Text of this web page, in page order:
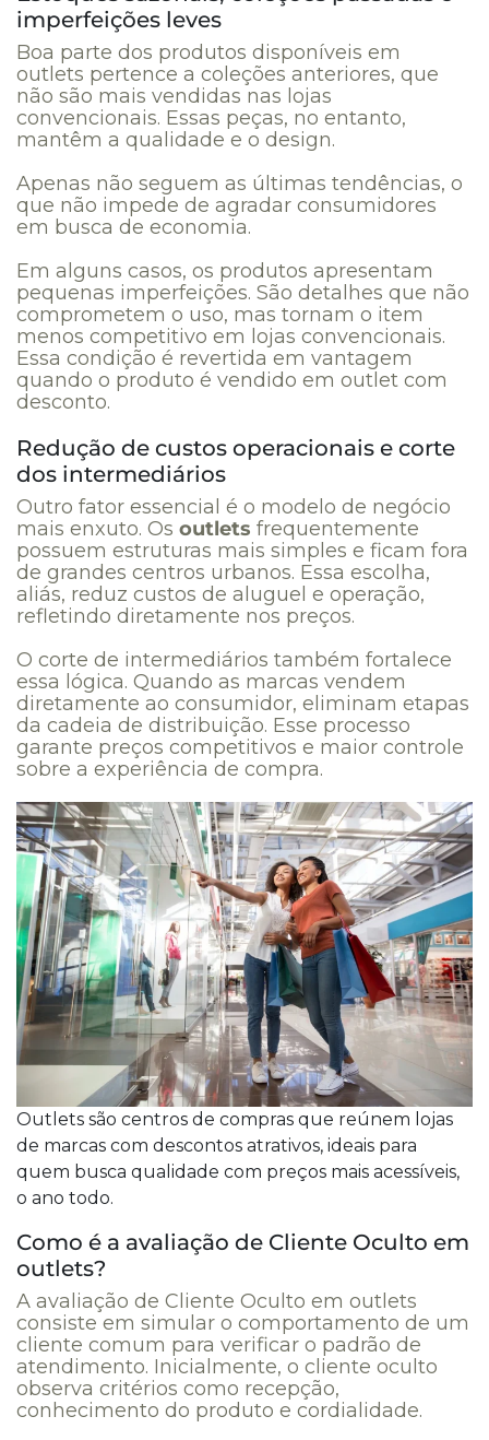
imperfeições leves
Boa parte dos produtos disponíveis em
outlets pertence a coleções anteriores, que
não são mais vendidas nas lojas
convencionais. Essas peças, no entanto,
mantêm a qualidade e o design.
Apenas não seguem as últimas tendências, o
que não impede de agradar consumidores
em busca de economia.
Em alguns casos, os produtos apresentam
pequenas imperfeições. São detalhes que não
comprometem o uso, mas tornam o item
menos competitivo em lojas convencionais.
Essa condição é revertida em vantagem
quando o produto é vendido em outlet com
desconto.
Redução de custos operacionais e corte
dos intermediários
Outro fator essencial é o modelo de negócio
mais enxuto. Os outlets frequentemente
possuem estruturas mais simples e ficam fora
de grandes centros urbanos. Essa escolha,
aliás, reduz custos de aluguel e operação,
refletindo diretamente nos preços.
O corte de intermediários também fortalece
essa lógica. Quando as marcas vendem
diretamente ao consumidor, eliminam etapas
da cadeia de distribuição. Esse processo
garante preços competitivos e maior controle
sobre a experiência de compra.
Outlets são centros de compras que reúnem lojas
de marcas com descontos atrativos, ideais para
quem busca qualidade com preços mais acessíveis,
o ano todo.
Como é a avaliação de Cliente Oculto em
outlets?
A avaliação de Cliente Oculto em outlets
consiste em simular o comportamento de um
cliente comum para verificar o padrão de
atendimento. Inicialmente, o cliente oculto
observa critérios como recepção,
conhecimento do produto e cordialidade.